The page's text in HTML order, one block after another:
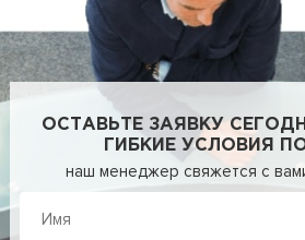
ОСТАВЬТЕ ЗАЯВКУ
ГИБКИЕ УСЛОВИЯ
наш менеджер свяжется с